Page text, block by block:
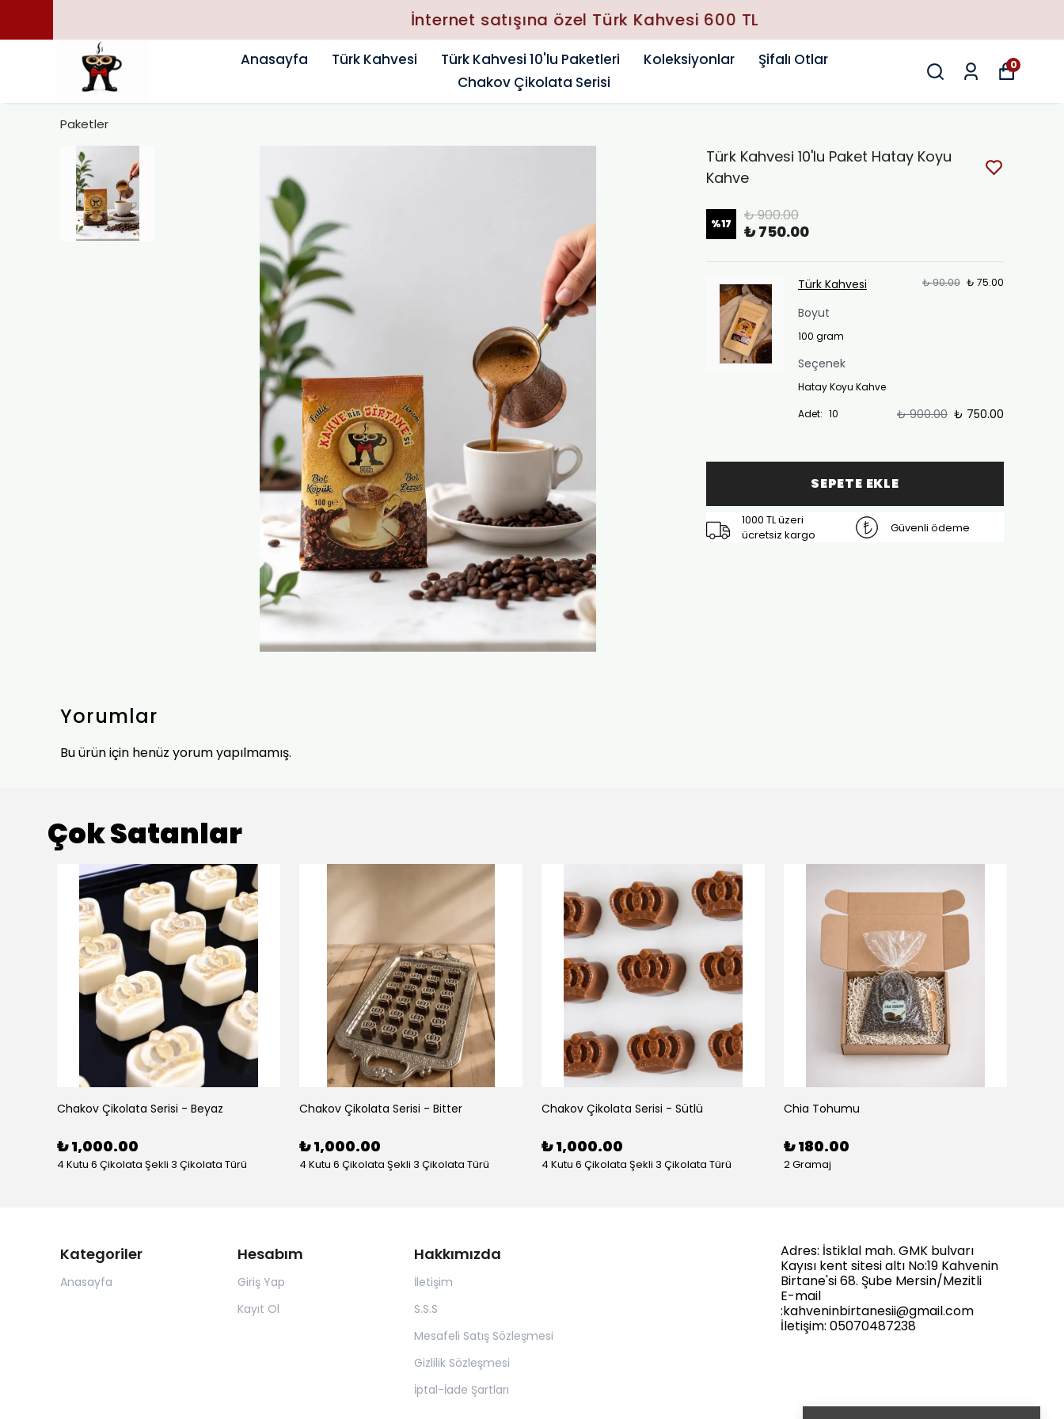
İnternet satışına özel Türk Kahvesi 600 TL
Anasayfa Türk Kahvesi Türk Kahvesi 10'lu Paketleri Koleksiyonlar
Şifalı Otlar
Chakov Çikolata Serisi
0
Paketler
Türk Kahvesi 10'lu Paket Hatay Koyu
Kahve
%17 ₺ 900.00
₺ 750.00
Türk Kahvesi ₺ 90.00 ₺ 75.00
Boyut
100 gram
Seçenek
Hatay Koyu Kahve
Adet: 10 ₺ 900.00 ₺ 750.00
SEPETE EKLE
1000 TL üzeri
ücretsiz kargo
Güvenli ödeme
Yorumlar
Bu ürün için henüz yorum yapılmamış.
Çok Satanlar
Chakov Çikolata Serisi - Beyaz
₺ 1,000.00
4 Kutu 6 Çikolata Şekli 3 Çikolata Türü
Chakov Çikolata Serisi - Bitter
₺ 1,000.00
4 Kutu 6 Çikolata Şekli 3 Çikolata Türü
Chakov Çikolata Serisi - Sütlü
₺ 1,000.00
4 Kutu 6 Çikolata Şekli 3 Çikolata Türü
Chia Tohumu
₺ 180.00
2 Gramaj
Kategoriler
Anasayfa
Hesabım
Giriş Yap
Kayıt Ol
Hakkımızda
İletişim
S.S.S
Mesafeli Satış Sözleşmesi
Gizlilik Sözleşmesi
İptal-İade Şartları
Adres: İstiklal mah. GMK bulvarı
Kayısı kent sitesi altı No:19 Kahvenin
Birtane'si 68. Şube Mersin/Mezitli
E-mail
:kahveninbirtanesii@gmail.com
İletişim: 05070487238